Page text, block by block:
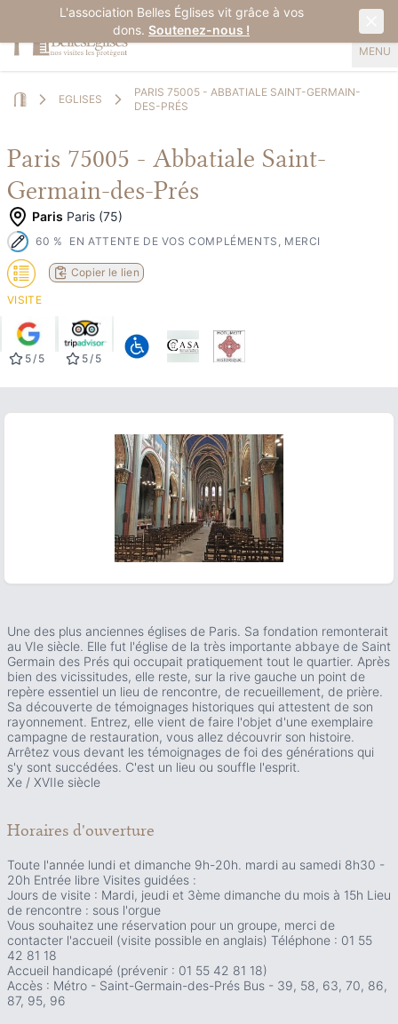
L'association Belles Églises vit grâce à vos
dons. Soutenez-nous !
MENU
EGLISES
PARIS 75005 - ABBATIALE SAINT-GERMAIN-
DES-PRÉS
Paris 75005 - Abbatiale Saint-
Germain-des-Prés
Paris Paris (75)
60 % EN ATTENTE DE VOS COMPLÉMENTS, MERCI
VISITE
Copier le lien
5/ 5 5/ 5
Une des plus anciennes églises de Paris. Sa fondation remonterait
au VIe siècle. Elle fut l'église de la très importante abbaye de Saint
Germain des Prés qui occupait pratiquement tout le quartier. Après
bien des vicissitudes, elle reste, sur la rive gauche un point de
repère essentiel un lieu de rencontre, de recueillement, de prière.
Sa découverte de témoignages historiques qui attestent de son
rayonnement. Entrez, elle vient de faire l'objet d'une exemplaire
campagne de restauration, vous allez découvrir son histoire.
Arrêtez vous devant les témoignages de foi des générations qui
s'y sont succédées. C'est un lieu ou souffle l'esprit.
Xe / XVIIe siècle
Horaires d'ouverture
Toute l'année lundi et dimanche 9h-20h. mardi au samedi 8h30 -
20h Entrée libre Visites guidées :
Jours de visite : Mardi, jeudi et 3ème dimanche du mois à 15h Lieu
de rencontre : sous l'orgue
Vous souhaitez une réservation pour un groupe, merci de
contacter l'accueil (visite possible en anglais) Téléphone : 01 55
42 81 18
Accueil handicapé (prévenir : 01 55 42 81 18)
Accès : Métro - Saint-Germain-des-Prés Bus - 39, 58, 63, 70, 86,
87, 95, 96